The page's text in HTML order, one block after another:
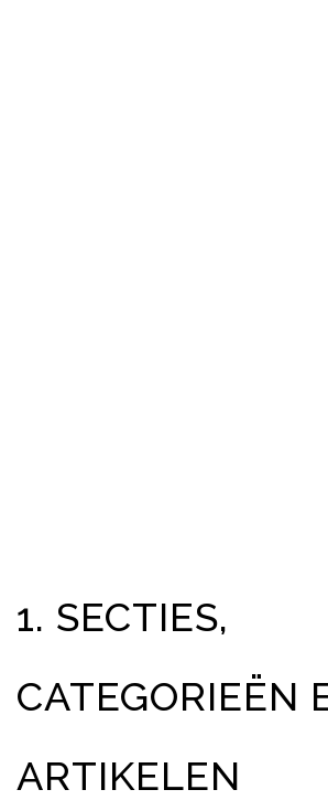
1. SECTIES,
CATEGORIEËN
ARTIKELEN